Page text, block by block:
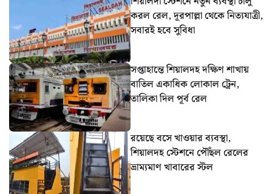
করল রেল, দূরপাল্লা থেকে নিত্যযাত্রী,
সবারই হবে সুবিধা
সপ্তাহান্তে শিয়ালদহ দক্ষিণ শাখায়
বাতিল একাধিক লোকাল ট্রেন,
তালিকা দিল পূর্ব রেল
রয়েছে বসে খাওয়ার ব্যবস্থা,
শিয়ালদহ স্টেশনে পৌঁছল রেলের
ভ্রাম্যমাণ খাবারের স্টল